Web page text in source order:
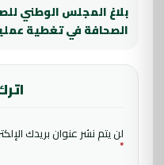
بلاغ المجلس الوطني
الصحافة في تغطية
لن يتم نشر عنوان بريدك
*